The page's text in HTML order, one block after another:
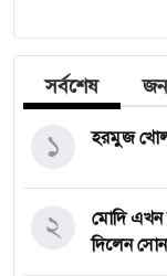
সর্বশেষ
হরমুজ
১
মোদি এখন
দিলেন
২